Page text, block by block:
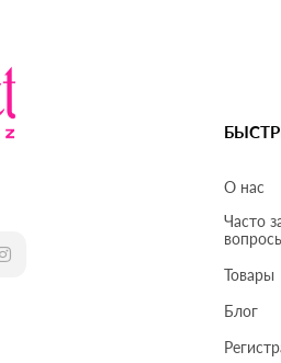
О нас
Часто
Товары
Блог